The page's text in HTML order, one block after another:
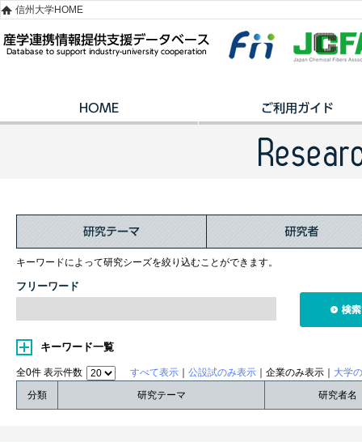
信州大学HOME
キーワードによって研究シーズを絞り込むことができます。
フリーワード
キーワード一覧
全0件 表示件数 すべて表示 公設試のみ表示 ｜企業のみ表示｜ 大学
分類
研究テーマ 研究者名